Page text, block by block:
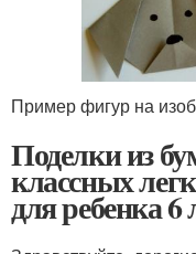
Пример фигур на
Поделки из
классных
для ребенка 6